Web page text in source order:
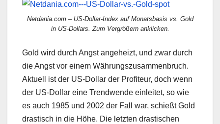
Netdania.com – US-Dollar-Index auf Monatsbasis vs. Gold
in US-Dollars. Zum Vergrößern anklicken.
Gold wird durch Angst angeheizt, und zwar durch
die Angst vor einem Währungszusammenbruch.
Aktuell ist der US-Dollar der Profiteur, doch wenn
der US-Dollar eine Trendwende einleitet, so wie
es auch 1985 und 2002 der Fall war, schießt Gold
drastisch in die Höhe. Die letzten drastischen